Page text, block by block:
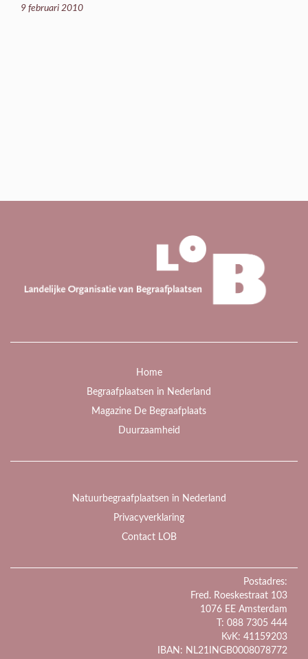
9 februari 2010
Home
Begraafplaatsen in Nederland
Magazine De Begraafplaats
Duurzaamheid
Natuurbegraafplaatsen in Nederland
Privacyverklaring
Contact LOB
Postadres:
Fred. Roeskestraat 103
1076 EE Amsterdam
T: 088 7305 444
KvK: 41159203
IBAN: NL21INGB0008078772